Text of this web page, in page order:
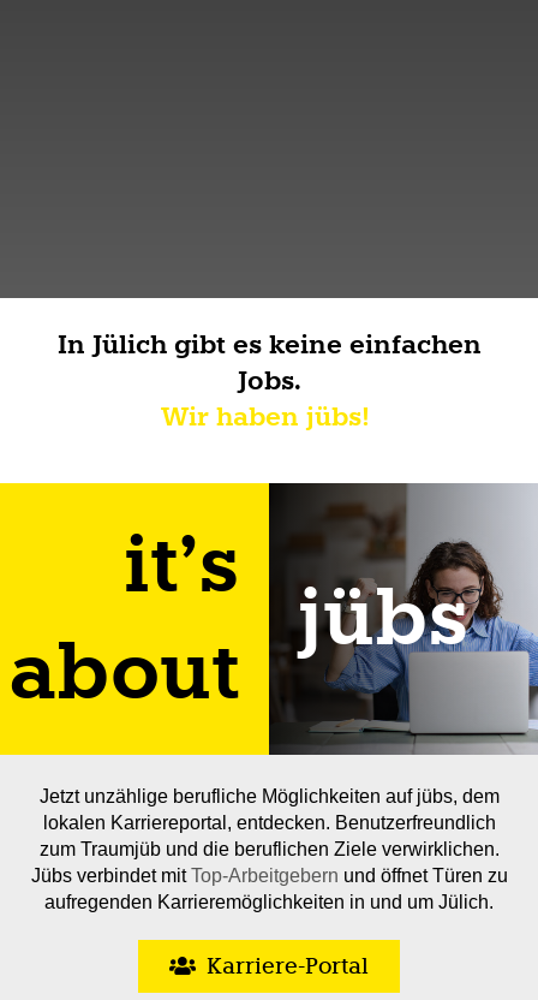
In Jülich gibt es keine einfachen
Jobs.
Wir haben jübs!
it’s
about
jübs
Jetzt unzählige berufliche Möglichkeiten auf jübs, dem
lokalen Karriereportal, entdecken. Benutzerfreundlich
zum Traumjüb und die beruflichen Ziele verwirklichen.
Jübs verbindet mitTop-Arbeitgebern und öffnet Türen zu
aufregenden Karrieremöglichkeiten in und um Jülich.
Karriere-Portal